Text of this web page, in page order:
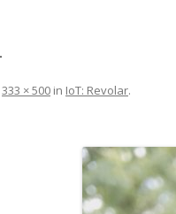
333 × 500 in IoT: Revolar.